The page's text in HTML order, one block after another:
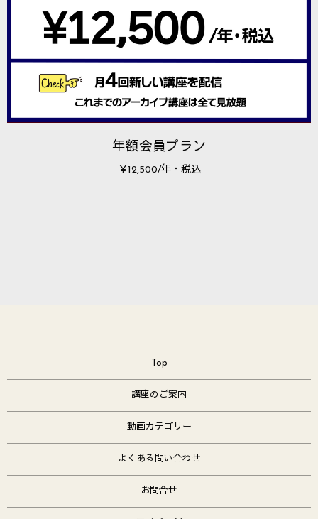
年額会員プラン
￥12,500/年・税込
Top
講座のご案内
動画カテゴリー
よくある問い合わせ
お問合せ